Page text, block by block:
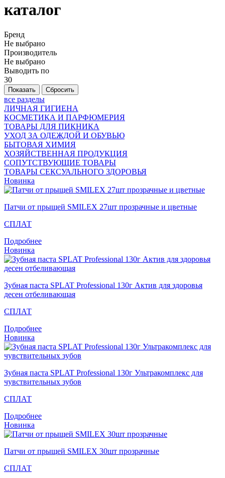
каталог
Бренд
Не выбрано
Производитель
Не выбрано
Выводить по
30
все разделы
ЛИЧНАЯ ГИГИЕНА
КОСМЕТИКА И ПАРФЮМЕРИЯ
ТОВАРЫ ДЛЯ ПИКНИКА
УХОД ЗА ОДЕЖДОЙ И ОБУВЬЮ
БЫТОВАЯ ХИМИЯ
ХОЗЯЙСТВЕННАЯ ПРОДУКЦИЯ
СОПУТСТВУЮЩИЕ ТОВАРЫ
ТОВАРЫ СЕКСУАЛЬНОГО ЗДОРОВЬЯ
Новинка
Патчи от прыщей SMILEX 27шт прозрачные и цветные
СПЛАТ
Подробнее
Новинка
Зубная паста SPLAT Professional 130г Актив для здоровья
десен отбеливающая
СПЛАТ
Подробнее
Новинка
Зубная паста SPLAT Professional 130г Ультракомплекс для
чувствительных зубов
СПЛАТ
Подробнее
Новинка
Патчи от прыщей SMILEX 30шт прозрачные
СПЛАТ